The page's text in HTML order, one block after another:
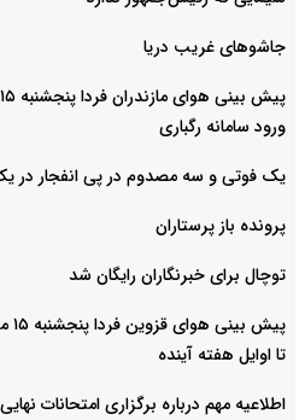
جاشوهای غریب دریا
ورود سامانه رگباری
یک فوتی و سه مصدوم در پی انفجار در
پرونده باز پرستاران
توچال برای خبرنگاران رایگان شد
تا اوایل هفته آینده